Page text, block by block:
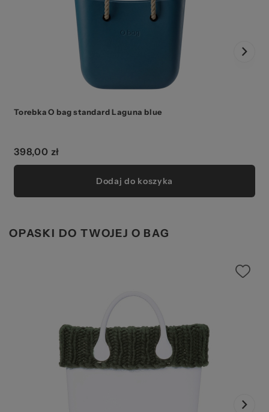
Torebka O bag standard Laguna blue
398,00 zł
Dodaj do koszyka
OPASKI DO TWOJEJ O BAG